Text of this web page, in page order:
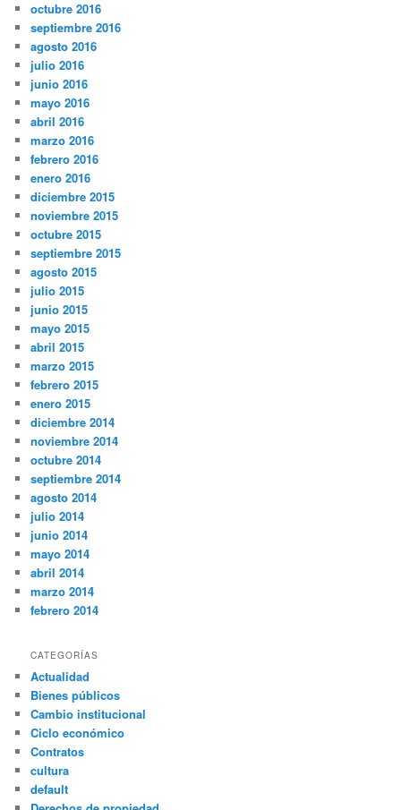
octubre 2016
septiembre 2016
agosto 2016
julio 2016
junio 2016
mayo 2016
abril 2016
marzo 2016
febrero 2016
enero 2016
diciembre 2015
noviembre 2015
octubre 2015
septiembre 2015
agosto 2015
julio 2015
junio 2015
mayo 2015
abril 2015
marzo 2015
febrero 2015
enero 2015
diciembre 2014
noviembre 2014
octubre 2014
septiembre 2014
agosto 2014
julio 2014
junio 2014
mayo 2014
abril 2014
marzo 2014
febrero 2014
CATEGORÍAS
Actualidad
Bienes públicos
Cambio institucional
Ciclo económico
Contratos
cultura
default